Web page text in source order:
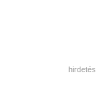
hirdetés